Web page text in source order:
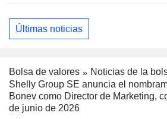
Últimas noticias
Bolsa de valores
Noticias de la
Shelly Group SE anuncia el
Bonev como Director de Marketing,
de junio de 2026